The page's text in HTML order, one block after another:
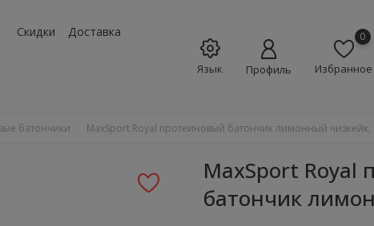
Скидки Доставка
Язык Профиль
0
Избранное
батончики MaxSport Royal протеиновый батончик лимонный чизкейк,
MaxSport Royal
батончик